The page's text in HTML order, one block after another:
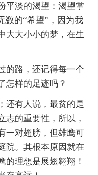
平淡的渴望：渴望掌
数的“希望”，因为我
大大小小的梦，在生
的路，还记得每一个
怎样的足迹吗？
还有人说，最贫的是
志的重要性，所以，
一对翅膀，但雄鹰可
院。其根本原因就在
的理想是展翅翱翔！